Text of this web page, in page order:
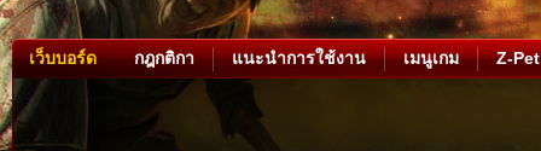
เว็บบอร์ด กฎกติกา แนะนำการใช้งาน เมนูเกม Z-Pet